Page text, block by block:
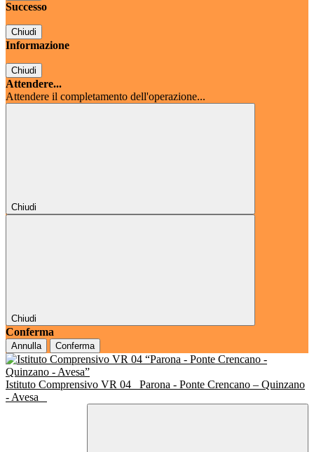
Successo
Chiudi
Informazione
Chiudi
Attendere...
Attendere il completamento dell'operazione...
Chiudi
Chiudi
Conferma
Annulla Conferma
Istituto Comprensivo VR 04
Parona - Ponte Crencano – Quinzano
- Avesa